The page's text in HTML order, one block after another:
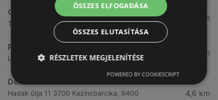
OTP Bank
Teleki utca 22./A Moma üzletközpont, 9400 Sopron
4,28 km
Pepco
Lackner K. u. 35. - Sopron Pláza 35., 9400 Sopron
4,42 km
Deichmann
Hadak útja 11 3700 Kazincbarcika, 9400
4,6 km
ÖSSZES ELFOGADÁSA
ÖSSZES ELUTASÍTÁSA
RÉSZLETEK MEGJELENÍTÉSE
POWERED BY COOKIESCRIPT